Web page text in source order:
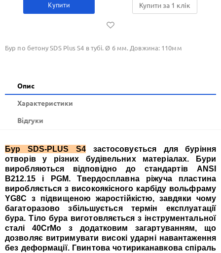
Купити Купити за 1 клiк
Бур по бетону SDS Plus S4 в тубі. Ø 6 мм. Довжина: 110мм
Опис
Xарактеристики
Відгуки
Бур SDS-PLUS S4 застосовується для буріння
отворів у різних будівельних матеріалах. Бури
виробляються відповідно до стандартів ANSI
B212.15 і PGM. Твердосплавна ріжуча пластина
виробляється з високоякісного карбіду вольфраму
YG8C з підвищеною жаростійкістю, завдяки чому
багаторазово збільшується термін експлуатації
бура. Тіло бура виготовляється з інструментальної
сталі 40CrMo з додатковим загартуванням, що
дозволяє витримувати високі ударні навантаження
без деформації. Гвинтова чотириканавкова спіраль